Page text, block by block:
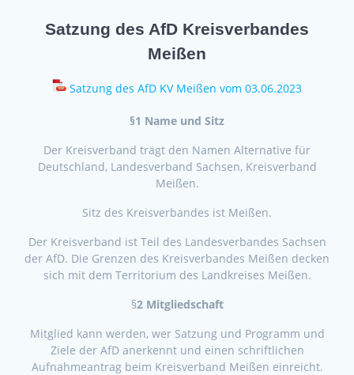
Satzung des AfD Kreisverbandes
Meißen
Satzung des AfD KV Meißen vom 03.06.2023
§1 Name und Sitz
Der Kreisverband trägt den Namen Alternative für
Deutschland, Landesverband Sachsen, Kreisverband
Meißen.
Sitz des Kreisverbandes ist Meißen.
Der Kreisverband ist Teil des Landesverbandes Sachsen
der AfD. Die Grenzen des Kreisverbandes Meißen decken
sich mit dem Territorium des Landkreises Meißen.
§2 Mitgliedschaft
Mitglied kann werden, wer Satzung und Programm und
Ziele der AfD anerkennt und einen schriftlichen
Aufnahmeantrag beim Kreisverband Meißen einreicht.